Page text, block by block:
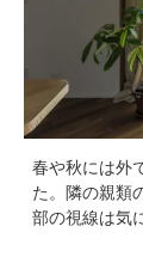
春や秋には外
た。隣の親類
部の視線は気